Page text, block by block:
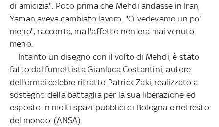
di amicizia". Poco prima che Mehdi andasse in Iran,
Yaman aveva cambiato lavoro. "Ci vedevamo un po'
meno", racconta, ma l'affetto non era mai venuto
meno.
Intanto un disegno con il volto di Mehdi, è stato
fatto dal fumettista Gianluca Costantini, autore
dell'ormai celebre ritratto Patrick Zaki, realizzato a
sostegno della battaglia per la sua liberazione ed
esposto in molti spazi pubblici di Bologna e nel resto
del mondo. (ANSA).